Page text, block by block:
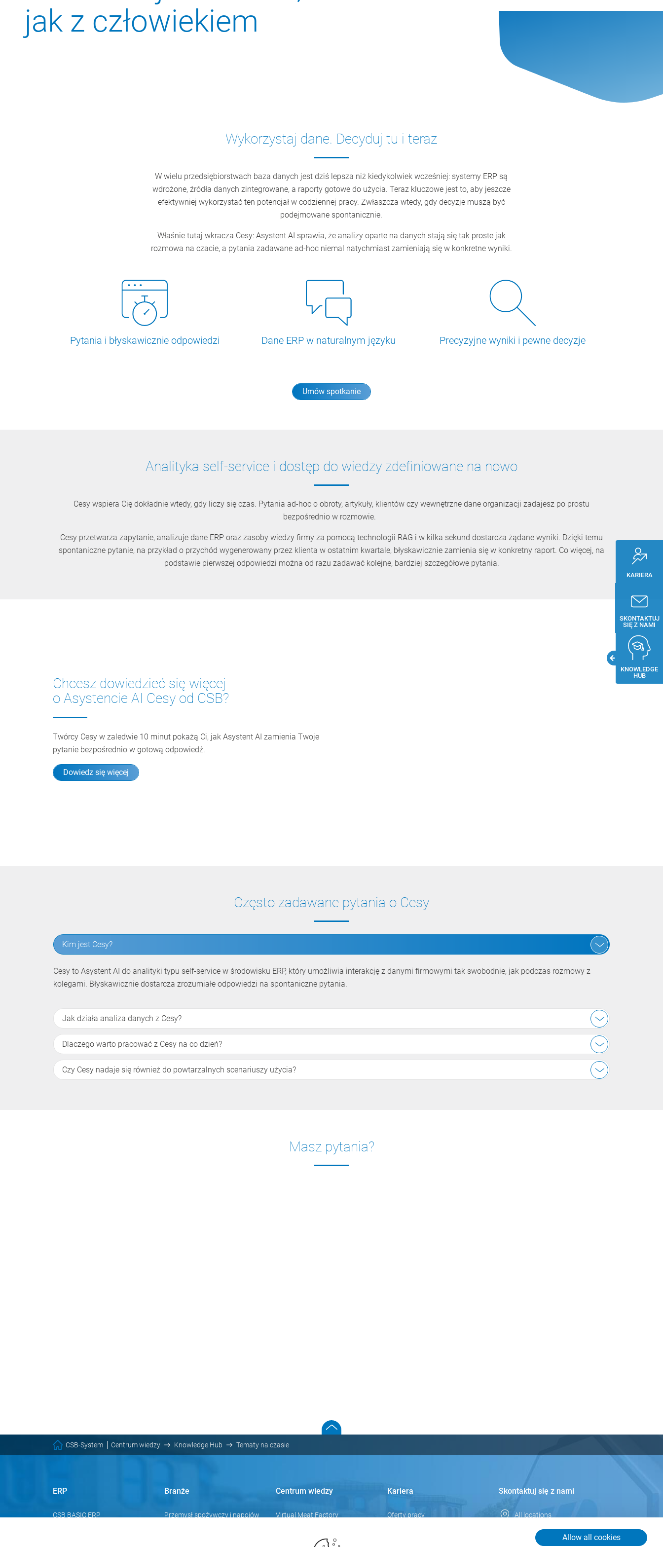
Allow all cookies
KARIERA
SKONTAKTUJ
SIĘ Z NAMI
KNOWLEDGE
HUB
jak z człowiekiem
Wykorzystaj dane. Decyduj tu i teraz
W wielu przedsiębiorstwach baza danych jest dziś lepsza niż kiedykolwiek wcześniej: systemy ERP są
wdrożone, źródła danych zintegrowane, a raporty gotowe do użycia. Teraz kluczowe jest to, aby jeszcze
efektywniej wykorzystać ten potencjał w codziennej pracy. Zwłaszcza wtedy, gdy decyzje muszą być
podejmowane spontanicznie.
Właśnie tutaj wkracza Cesy: Asystent AI sprawia, że analizy oparte na danych stają się tak proste jak
rozmowa na czacie, a pytania zadawane ad-hoc niemal natychmiast zamieniają się w konkretne wyniki.
Pytania i błyskawicznie odpowiedzi Dane ERP w naturalnym języku Precyzyjne wyniki i pewne decyzje
Umów spotkanie
Analityka self-service i dostęp do wiedzy zdefiniowane na nowo
Cesy wspiera Cię dokładnie wtedy, gdy liczy się czas. Pytania ad-hoc o obroty, artykuły, klientów czy wewnętrzne dane organizacji zadajesz po prostu
bezpośrednio w rozmowie.
Cesy przetwarza zapytanie, analizuje dane ERP oraz zasoby wiedzy firmy za pomocą technologii RAG i w kilka sekund dostarcza żądane wyniki. Dzięki temu
spontaniczne pytanie, na przykład o przychód wygenerowany przez klienta w ostatnim kwartale, błyskawicznie zamienia się w konkretny raport. Co więcej, na
podstawie pierwszej odpowiedzi można od razu zadawać kolejne, bardziej szczegółowe pytania.
Chcesz dowiedzieć się więcej
o Asystencie AI Cesy od CSB?
Twórcy Cesy w zaledwie 10 minut pokażą Ci, jak Asystent AI zamienia Twoje
pytanie bezpośrednio w gotową odpowiedź.
Dowiedz się więcej
Często zadawane pytania o Cesy
Kim jest Cesy?
Cesy to Asystent AI do analityki typu self-service w środowisku ERP, który umożliwia interakcję z danymi firmowymi tak swobodnie, jak podczas rozmowy z
kolegami. Błyskawicznie dostarcza zrozumiałe odpowiedzi na spontaniczne pytania.
Jak działa analiza danych z Cesy?
Dlaczego warto pracować z Cesy na co dzień?
Czy Cesy nadaje się również do powtarzalnych scenariuszy użycia?
Masz pytania?
CSB-System Centrum wiedzy Knowledge Hub Tematy na czasie
ERP
CSB BASIC ERP
Branże
Przemysł spożywczy i napojów
Centrum wiedzy
Virtual Meat Factory
Kariera
Oferty pracy
Skontaktuj się z nami
All locations